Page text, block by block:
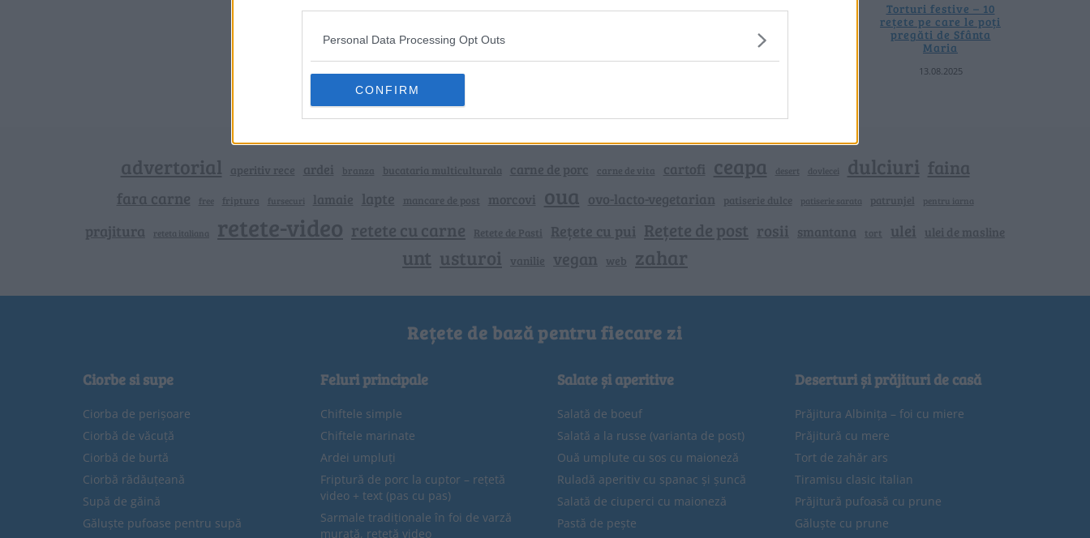
Personal Data Processing Opt Outs
CONFIRM
24.09.2025
Torturi festive – 10
rețete pe care le poți
pregăti de Sfânta
Maria
13.08.2025
advertorial aperitiv rece ardei branza bucataria multiculturala carne de porc carne de vita cartofi ceapa desert dovlecei dulciuri faina
fara carne free friptura fursecuri lamaie lapte mancare de post morcovi oua ovo-lacto-vegetarian patiserie dulce patiserie sarata patrunjel pentru iarna
prajitura reteta italiana retete-video retete cu carne Retete de Pasti Rețete cu pui Rețete de post rosii smantana tort ulei ulei de masline
unt usturoi vanilie vegan web zahar
Rețete de bază pentru fiecare zi
Ciorbe si supe
Ciorba de perișoare
Ciorbă de văcuță
Ciorbă de burtă
Ciorbă rădăuțeană
Supă de găină
Găluște pufoase pentru supă
Feluri principale
Chiftele simple
Chiftele marinate
Ardei umpluți
Friptură de porc la cuptor – rețetă
video + text (pas cu pas)
Sarmale tradiționale în foi de varză
murată, rețetă video
Salate și aperitive
Salată de boeuf
Salată a la russe (varianta de post)
Ouă umplute cu sos cu maioneză
Ruladă aperitiv cu spanac și șuncă
Salată de ciuperci cu maioneză
Pastă de pește
Deserturi și prăjituri de casă
Prăjitura Albinița – foi cu miere
Prăjitură cu mere
Tort de zahăr ars
Tiramisu clasic italian
Prăjitură pufoasă cu prune
Găluște cu prune